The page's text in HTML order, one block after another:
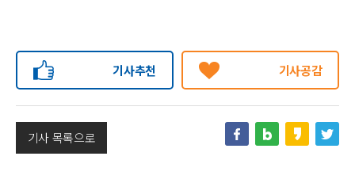
기사추천 기사공감
기사 목록으로